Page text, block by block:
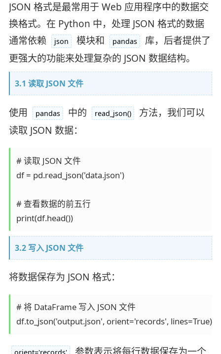
JSON 格式是最常用于 Web 应用程序中的数据交
换格式。在 Python 中，处理 JSON 格式的数据
通常依赖
json 模块和 pandas
库，后者提供了
更强大的功能来处理复杂的 JSON 数据结构。
3.1 读取 JSON 文件
使用 pandas 中的 read_json()
方法，我们可以
读取 JSON 数据：
# 读取 JSON 文件
df = pd.read_json('data.json')
# 查看数据的前五行
print(df.head())
3.2 写入 JSON 文件
将数据保存为 JSON 格式：
# 将 DataFrame 写入 JSON 文件
df.to_json('output.json', orient='records', lines=True)